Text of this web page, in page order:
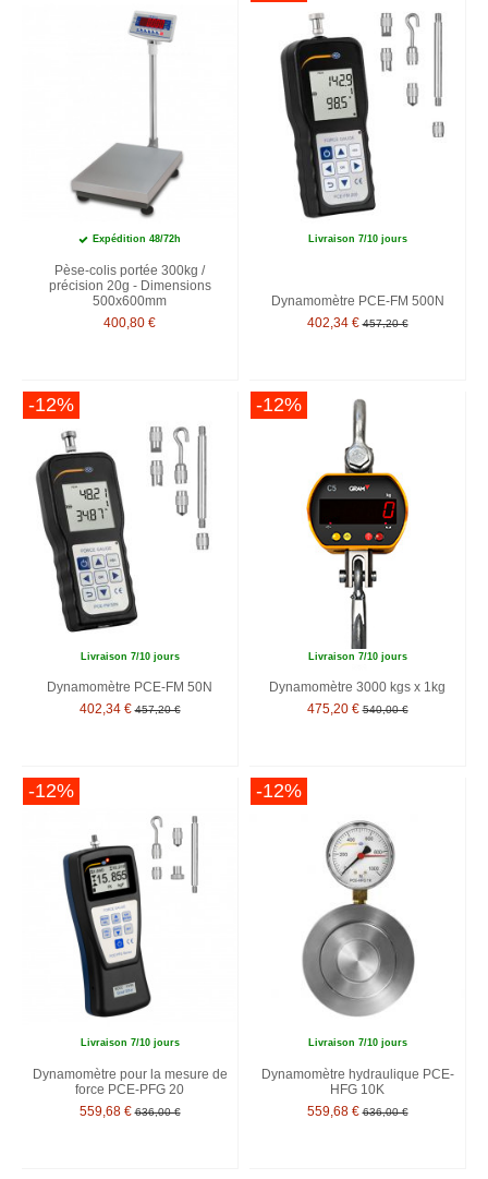
Expédition 48/72h
Pèse-colis portée 300kg /
précision 20g - Dimensions
500x600mm
400,80 €
Livraison 7/10 jours
Dynamomètre PCE-FM 500N
402,34 € 457,20 €
-12%
Livraison 7/10 jours
Dynamomètre PCE-FM 50N
402,34 € 457,20 €
-12%
Livraison 7/10 jours
Dynamomètre 3000 kgs x 1kg
475,20 € 540,00 €
-12%
Livraison 7/10 jours
Dynamomètre pour la mesure de
force PCE-PFG 20
559,68 € 636,00 €
-12%
Livraison 7/10 jours
Dynamomètre hydraulique PCE-
HFG 10K
559,68 € 636,00 €